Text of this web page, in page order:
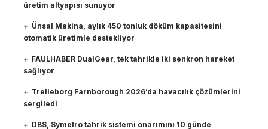
üretim altyapısı sunuyor
Ünsal Makina, aylık 450 tonluk döküm kapasitesini
otomatik üretimle destekliyor
FAULHABER DualGear, tek tahrikle iki senkron hareket
sağlıyor
Trelleborg Farnborough 2026’da havacılık çözümlerini
sergiledi
DBS, Symetro tahrik sistemi onarımını 10 günde